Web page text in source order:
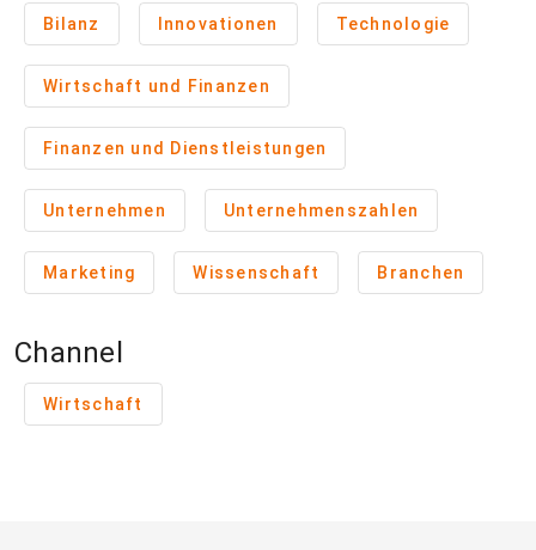
Bilanz Innovationen Technologie
Wirtschaft und Finanzen
Finanzen und Dienstleistungen
Unternehmen Unternehmenszahlen
Marketing Wissenschaft Branchen
Channel
Wirtschaft